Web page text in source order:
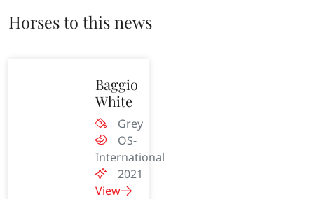
Horses to this news
Baggio
White
Grey
OS-
International
2021
View